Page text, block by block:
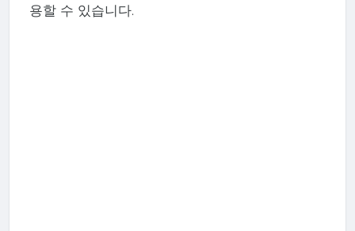
용할 수 있습니다.